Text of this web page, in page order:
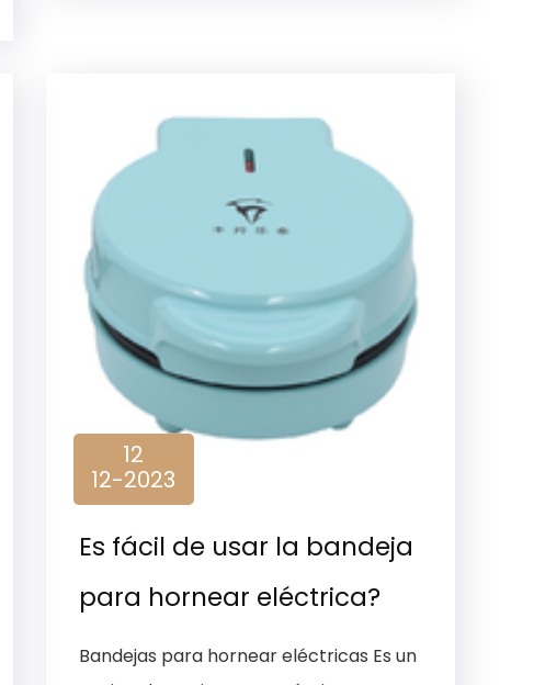
12
12-2023
Es fácil de usar la bandeja
para hornear eléctrica?
Bandejas para hornear eléctricas Es un